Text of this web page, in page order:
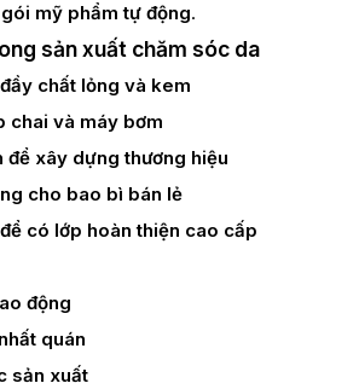
mỹ phẩm tự động.
sản xuất chăm sóc da
chất lỏng và kem
chai và máy bơm
để xây dựng thương hiệu
cho bao bì bán lẻ
có lớp hoàn thiện cao cấp
động
quán
sản xuất